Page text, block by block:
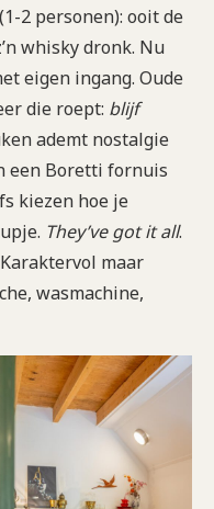
(1-2 personen): ooit de
whisky dronk. Nu
eigen ingang. Oude
die roept: blijf
ademt nostalgie
een Boretti fornuis
kiezen hoe je
They’ve got it all.
Karaktervol maar
wasmachine,